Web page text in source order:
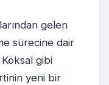
gelen
sürecine dair
gibi
yeni bir